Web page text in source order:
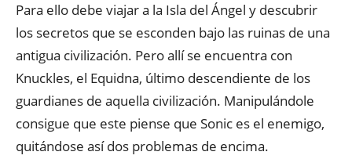
Para ello debe viajar a la Isla del Ángel y descubrir
los secretos que se esconden bajo las ruinas de una
antigua civilización. Pero allí se encuentra con
Knuckles, el Equidna, último descendiente de los
guardianes de aquella civilización. Manipulándole
consigue que este piense que Sonic es el enemigo,
quitándose así dos problemas de encima.